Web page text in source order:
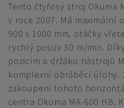
Tento čtyřosý stroj Okuma
v roce 2007. Má maximální
900 x 1000 mm, otáčky
rychlý posuv 30 m/min.
pozicím a držáku nástrojů
komplexní obráběcí úlohy.
zakoupení tohoto
centra Okuma MA-600 HB.